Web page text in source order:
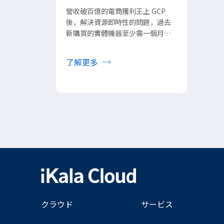
營收破百億的電商獲利王上 GCP
後，解決資源即時性的問題，過去
新購買的實體機器至少需一個月才
時間成本。
了解更多
クラウド サービス